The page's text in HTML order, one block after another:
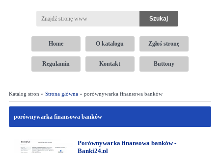
Home O katalogu Zgłoś stronę
Regulamin Kontakt Buttony
Katalog stron » Strona główna» porównywarka finansowa banków
porównywarka finansowa banków
Porównywarka finansowa banków -
Banki24.pl